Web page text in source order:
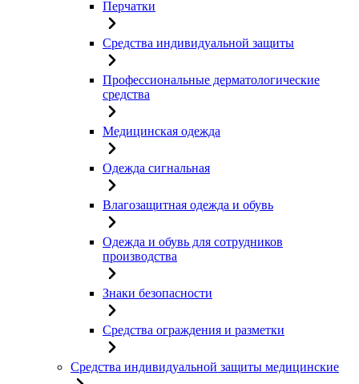
Перчатки
Средства индивидуальной защиты
Профессиональные дерматологические
средства
Медицинская одежда
Одежда сигнальная
Влагозащитная одежда и обувь
Одежда и обувь для сотрудников
производства
Знаки безопасности
Средства ограждения и разметки
Средства индивидуальной защиты медицинские